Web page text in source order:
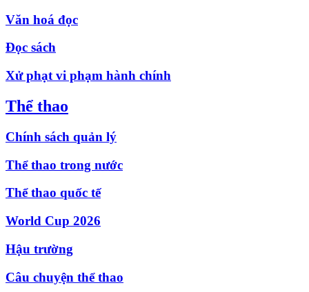
Văn hoá đọc
Đọc sách
Xử phạt vi phạm hành chính
Thể thao
Chính sách quản lý
Thể thao trong nước
Thể thao quốc tế
World Cup 2026
Hậu trường
Câu chuyện thể thao